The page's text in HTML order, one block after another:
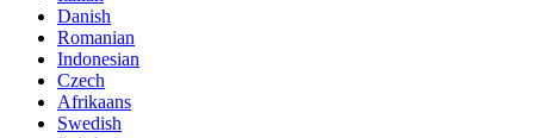
Danish
Romanian
Indonesian
Czech
Afrikaans
Swedish